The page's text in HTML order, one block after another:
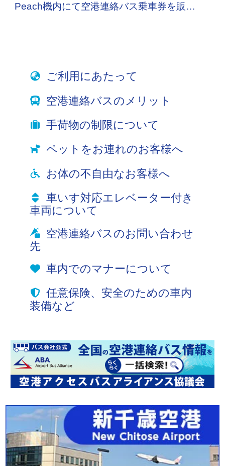
Peach機内にて空港連絡バス乗車券を販売開始！！
ご利用にあたって
空港連絡バスのメリット
手荷物の制限について
ペットをお連れのお客様へ
お体の不自由なお客様へ
車いす対応エレベーター付き
車両について
空港連絡バスのお問い合わせ
先
車内でのマナーについて
任意保険、安全のための車内
装備など